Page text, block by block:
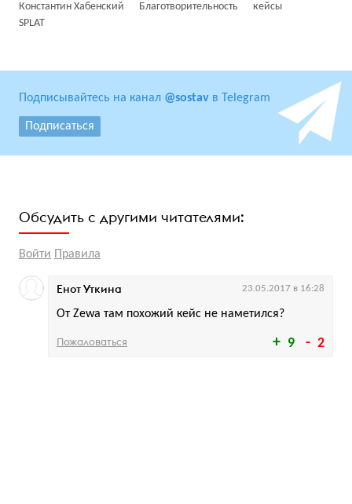
Константин Хабенский Благотворительность
кейсы
SPLAT
Подписывайтесь на канал @sostav в Telegram
Подписаться
Обсудить с другими читателями:
Войти Правила
9 2
От Zewa там похожий кейс не наметился?
Енот Уткина 23.05.2017 в 16:28
Пожаловаться